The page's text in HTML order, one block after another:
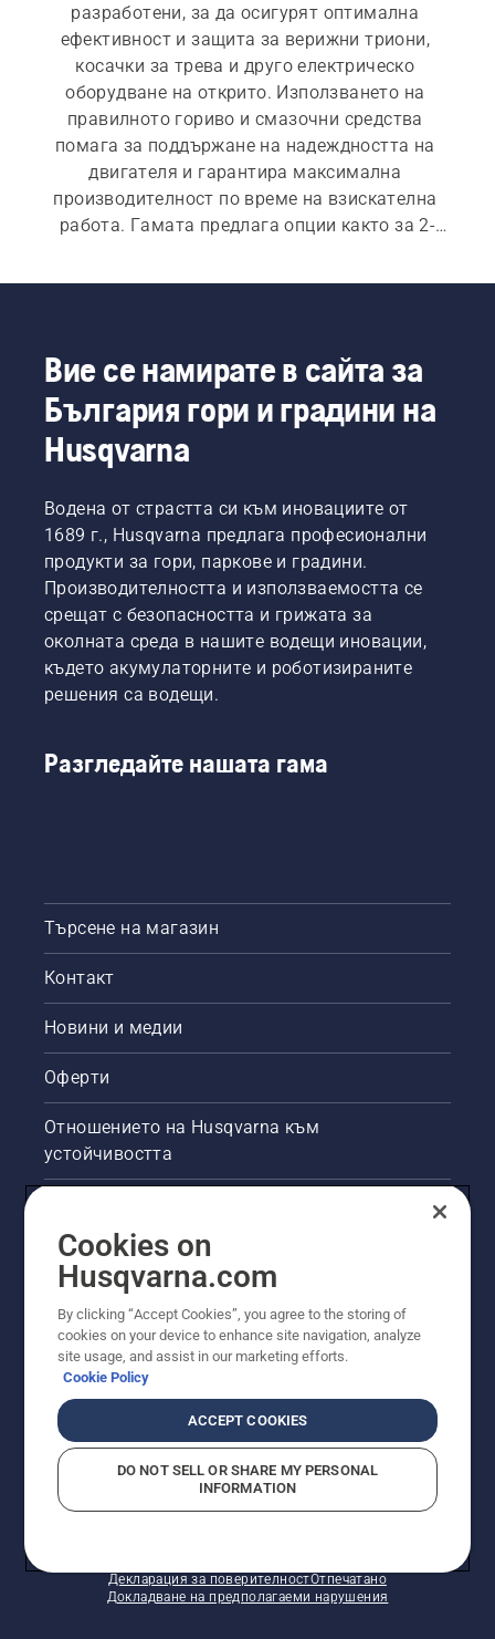
разработени, за да осигурят оптимална
ефективност и защита за верижни триони,
косачки за трева и друго електрическо
оборудване на открито. Използването на
правилното гориво и смазочни средства
помага за поддържане на надеждността на
двигателя и гарантира максимална
производителност по време на взискателна
работа. Гамата предлага опции както за 2-
Вие се намирате в сайта за
България гори и градини на
Husqvarna
Водена от страстта си към иновациите от
1689 г., Husqvarna предлага професионални
продукти за гори, паркове и градини.
Производителността и използваемостта се
срещат с безопасността и грижата за
околната среда в нашите водещи иновации,
където акумулаторните и роботизираните
решения са водещи.
Разгледайте нашата гама
Търсене на магазин
Контакт
Новини и медии
Оферти
Отношението на Husqvarna към
устойчивостта
Други сайтове на Husqvarna
© Husqvarna AB (публ). Всички права запазени.
Декларация за поверителностОтпечатано
Докладване на предполагаеми нарушения
Cookies on
Husqvarna.com
By clicking “Accept Cookies”, you agree to the storing of
cookies on your device to enhance site navigation, analyze
site usage, and assist in our marketing efforts.
Cookie Policy
ACCEPT COOKIES
DO NOT SELL OR SHARE MY PERSONAL
INFORMATION